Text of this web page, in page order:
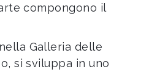
compongono il
Galleria delle
si sviluppa in uno